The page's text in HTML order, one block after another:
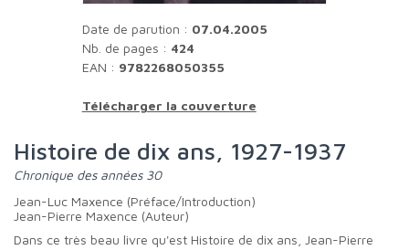
Date de parution : 07.04.2005
Nb. de pages : 424
EAN : 9782268050355
Télécharger la couverture
Histoire de dix ans, 1927-1937
chronique des années 30
Jean-Luc Maxence (Préface/Introduction)
Jean-Pierre Maxence (Auteur)
Dans ce très beau livre qu'est Histoire de dix ans, Jean-Pierre